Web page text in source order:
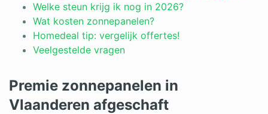
Zonwering
Log in
Welke steun krijg ik nog in 2026?
Wat kosten zonnepanelen?
Homedeal tip: vergelijk offertes!
Veelgestelde vragen
Premie zonnepanelen in
Vlaanderen afgeschaft